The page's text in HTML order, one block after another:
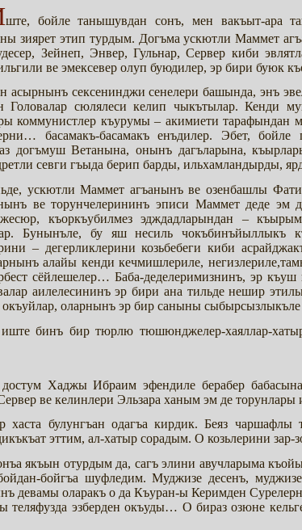
ште, бойле танышувдан сонъ, мен вакъыт-ара
зиярет этип турдым. Догъма ускютли Маммет
Зейнеп, Энвер, Гульнар, Сервер киби
ве эмексевер олуп буюдилер, эр бири буюк
асырнынъ сексенинджи сенелери башында, энъ
Головалар сюлялеси келип чыкътылар. Кенди
коммунистлер къурумы – акимиети тарафындан
басамакъ-басамакъ енъдилер. Эбет,
догъмуш Ветанына, онынъ дагъларына,
севги гъыда берип барды, ильхамландырды,
ускютли Маммет агъанынъ ве озенбашлы
ве торунчелерининъ эписи Маммет деде эм
къоркъубилмез эдждадларындан –
Бунынъле, бу яш несиль чокъбинъйыллыкъ
– дегерликлерини козьбебеги киби
алайы кенди кечмишлериле,
сёйлешелер… Баба-деделеримизнинъ, эр
аилелесининъ эр бири ана тильде нешир
окъуйлар, оларнынъ эр бир саныны сыбырсызлыкъле
бинъ бир тюрлю тюшюнджелер-хаяллар-
Хаджы Ибраим эфендиле берабер
ве келинлери Эльзара ханым эм де торунлары
хаста булунгъан одагъа кирдик. Беяз
эттим, ал-хатыр сорадым. О козьлерини
якъын отурдым да, сагъ элини авучларыма
бойгъа шуфледим. Муджизе десенъ,
девамы оларакъ о да Къуран-ы Керимден
теляфузда эзберден окъуды… О бираз озюне